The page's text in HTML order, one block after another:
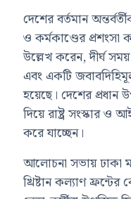
দেশের বর্তমান
ও কর্মকাণ্ডের প্রশংসা
উল্লেখ করেন, দীর্ঘ
এবং একটি
হয়েছে। দেশের প্রধান
দিয়ে রাষ্ট্র সংস্কার
করে যাচ্ছেন।
আলোচনা সভায় ঢাকা
খ্রিষ্টান কল্যাণ ফ্রন্টের